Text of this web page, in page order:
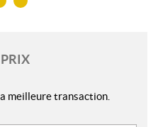
meilleure transaction.